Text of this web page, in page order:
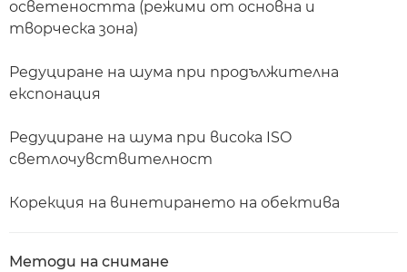
осветеността (режими от основна и
творческа зона)
Редуциране на шума при продължителна
експонация
Редуциране на шума при висока ISO
светлочувствителност
Корекция на винетирането на обектива
Методи на снимане